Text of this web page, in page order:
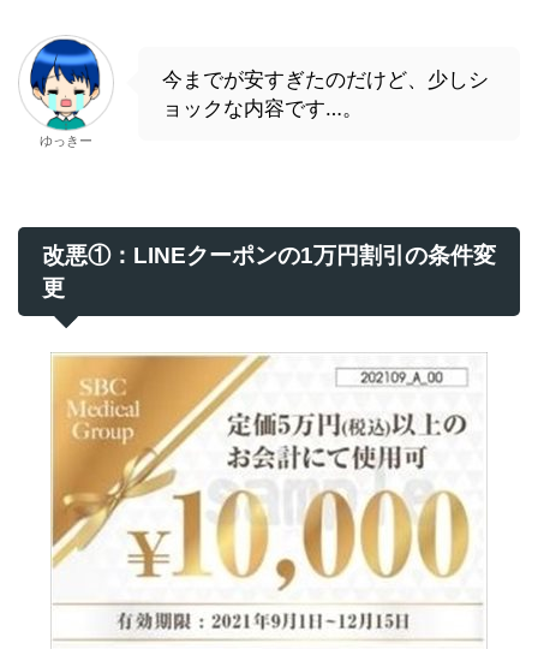
ゆっきー
今までが安すぎたのだけど、少しシ
ョックな内容です…。
改悪①：LINEクーポンの1万円割引の条件変
更